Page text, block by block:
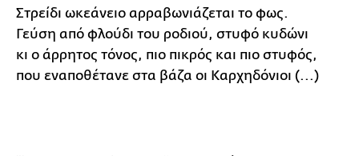
Στρείδι ωκεάνειο αρραβωνιάζεται το φως.
Γεύση από φλούδι του ροδιού, στυφό κυδώνι
κι ο άρρητος τόνος, πιο πικρός και πιο στυφός,
που εναποθέτανε στα βάζα οι Καρχηδόνιοι (...)